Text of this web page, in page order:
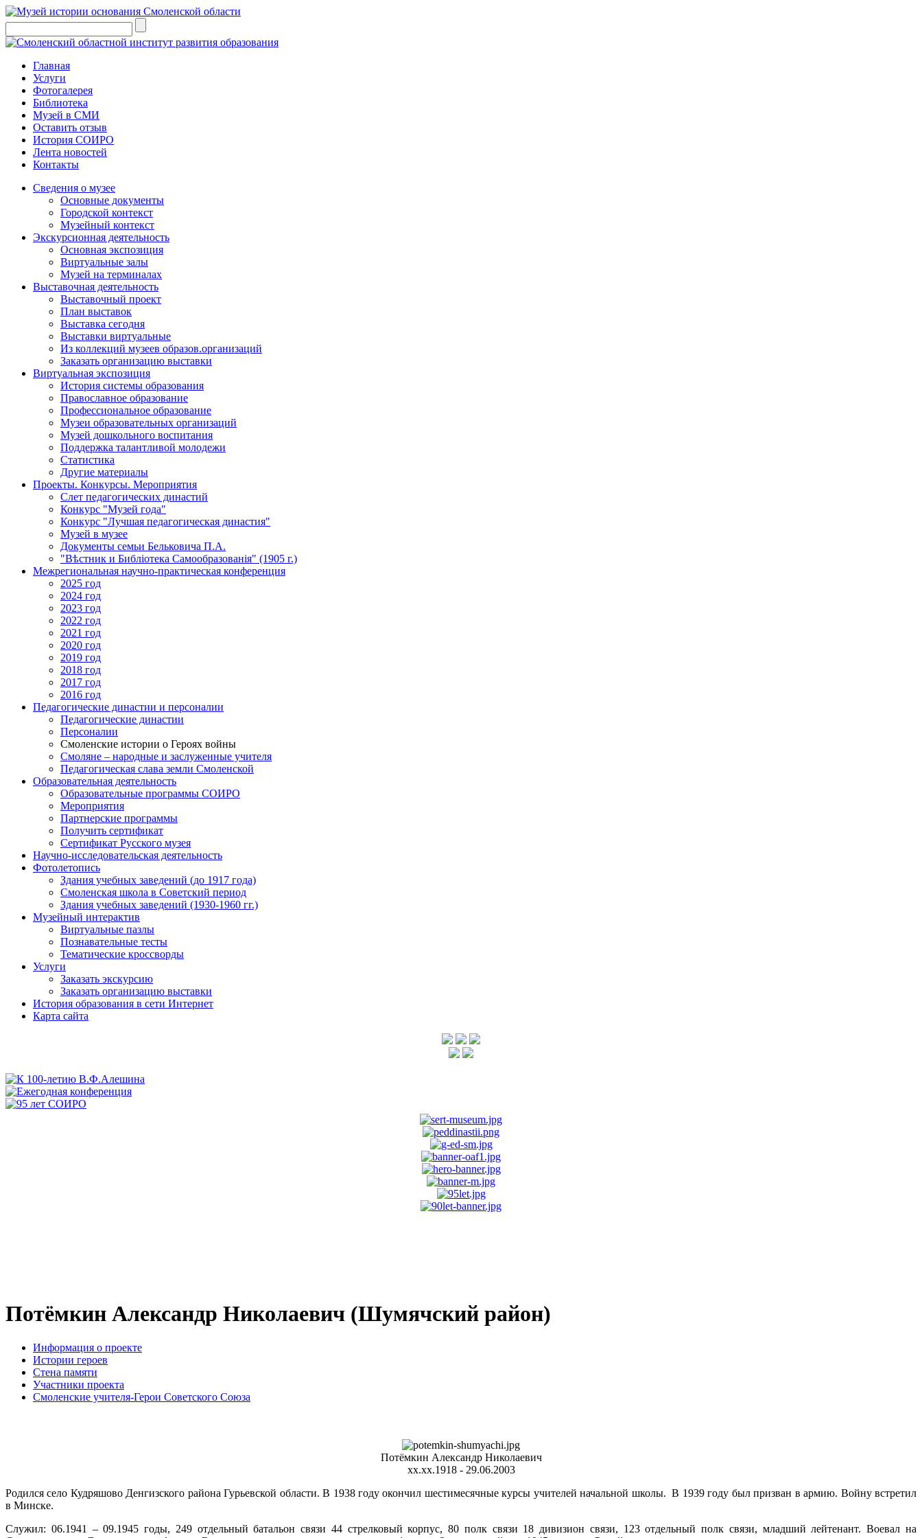
Главная
Услуги
Фотогалерея
Библиотека
Музей в СМИ
Оставить отзыв
История СОИРО
Лента новостей
Контакты
Сведения о музее
Основные документы
Городской контекст
Музейный контекст
Экскурсионная деятельность
Основная экспозиция
Виртуальные залы
Музей на терминалах
Выставочная деятельность
Выставочный проект
План выставок
Выставка сегодня
Выставки виртуальные
Из коллекций музеев образов.организаций
Заказать организацию выставки
Виртуальная экспозиция
История системы образования
Православное образование
Профессиональное образование
Музеи образовательных организаций
Музей дошкольного воспитания
Поддержка талантливой молодежи
Статистика
Другие материалы
Проекты. Конкурсы. Мероприятия
Cлет педагогических династий
Конкурс "Музей года"
Конкурс "Лучшая педагогическая династия"
Музей в музее
Документы семьи Бельковича П.А.
"Вѣстник и Библiотека Самообразованiя" (1905 г.)
Межрегиональная научно-практическая конференция
2025 год
2024 год
2023 год
2022 год
2021 год
2020 год
2019 год
2018 год
2017 год
2016 год
Педагогические династии и персоналии
Педагогические династии
Персоналии
Смоленские истории о Героях войны
Смоляне – народные и заслуженные учителя
Педагогическая слава земли Смоленской
Образовательная деятельность
Образовательные программы СОИРО
Мероприятия
Партнерские программы
Получить сертификат
Сертификат Русского музея
Научно-исследовательская деятельность
Фотолетопись
Здания учебных заведений (до 1917 года)
Смоленская школа в Советский период
Здания учебных заведений (1930-1960 гг.)
Музейный интерактив
Виртуальные пазлы
Познавательные тесты
Тематические кроссворды
Услуги
Заказать экскурсию
Заказать организацию выставки
История образования в сети Интернет
Карта сайта
Потёмкин Александр Николаевич (Шумячский район)
Информация о проекте
Истории героев
Стена памяти
Участники проекта
Смоленские учителя-Герои Советского Союза
Потёмкин Александр Николаевич
хх.хх.1918 - 29.06.2003
Родился село Кудряшово Денгизского района Гурьевской области. В 1938 году окончил шестимесячные курсы учителей начальной школы. В 1939 году был призван в армию. Войну встретил
в Минске.
Служил: 06.1941 – 09.1945 годы, 249 отдельный батальон связи 44 стрелковый корпус, 80 полк связи 18 дивизион связи, 123 отдельный полк связи, младший лейтенант. Воевал на